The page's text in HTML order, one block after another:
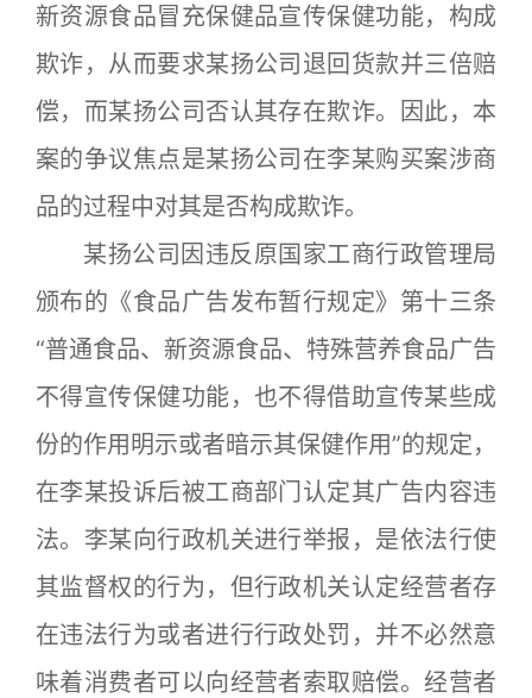
新资源食品冒充保健品宣传保健功能，构成
欺诈，从而要求某扬公司退回货款并三倍赔
偿，而某扬公司否认其存在欺诈。因此，本
案的争议焦点是某扬公司在李某购买案涉商
品的过程中对其是否构成欺诈。
某扬公司因违反原国家工商行政管理局
颁布的《食品广告发布暂行规定》第十三条
“普通食品、新资源食品、特殊营养食品广告
不得宣传保健功能，也不得借助宣传某些成
份的作用明示或者暗示其保健作用”的规定，
在李某投诉后被工商部门认定其广告内容违
法。李某向行政机关进行举报，是依法行使
其监督权的行为，但行政机关认定经营者存
在违法行为或者进行行政处罚，并不必然意
味着消费者可以向经营者索取赔偿。经营者